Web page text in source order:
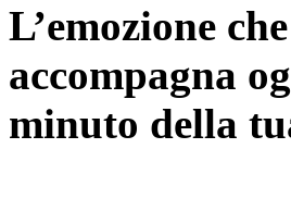
L’emozione
accompagna
minuto della